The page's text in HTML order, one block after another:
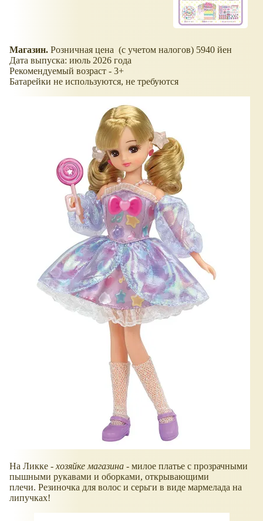
Магазин. Розничная цена (с учетом налогов) 5940 йен
Дата выпуска: июль 2026 года
Рекомендуемый возраст - 3+
Батарейки не используются, не требуются
На Ликке - хозяйке магазина - милое платье с прозрачными
пышными рукавами и оборками, открывающими
плечи. Резиночка для волос и серьги в виде мармелада на
липучках!